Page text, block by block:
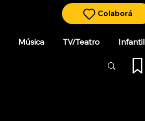
Colaborá
Música TV/Teatro Infantil